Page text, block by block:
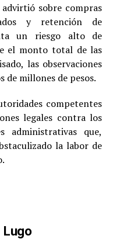
sobre compras
y retención de
un riesgo alto de
el monto total de las
las observaciones
de millones de pesos.
competentes
legales contra los
administrativas que,
la labor de
Lugo